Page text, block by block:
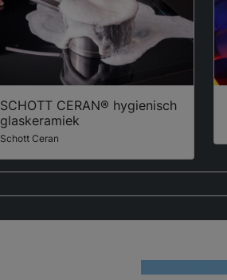
SCHOTT CERAN® hygienisch
glaskeramiek
Schott Ceran